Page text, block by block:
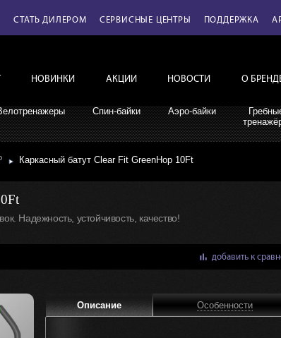
СТАТЬ ДИЛЕРОМ СЕРВИСНЫЕ ЦЕНТРЫ ПОДДЕРЖКА
НОВИНКИ АКЦИИ НОВОСТИ О
Спин-байки Аэро-байки
Каркасный батут Clear Fit GreenHop 10Ft
Надежность, устойчивость, качество!
bar_chart добавить к
Описание Особенности